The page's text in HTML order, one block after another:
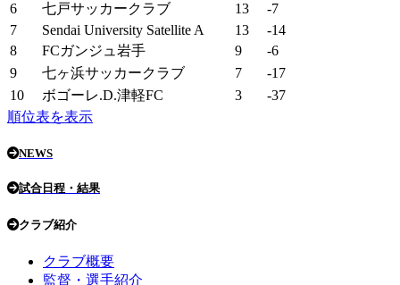
6
七戸サッカークラブ 13
-7
7
Sendai University Satellite A 13
-14
8
FCガンジュ岩手 9
-6
9
七ヶ浜サッカークラブ 7
-17
10
ボゴーレ.D.津軽FC 3
-37
順位表を表示
NEWS
試合日程・結果
クラブ紹介
クラブ概要
監督・選手紹介